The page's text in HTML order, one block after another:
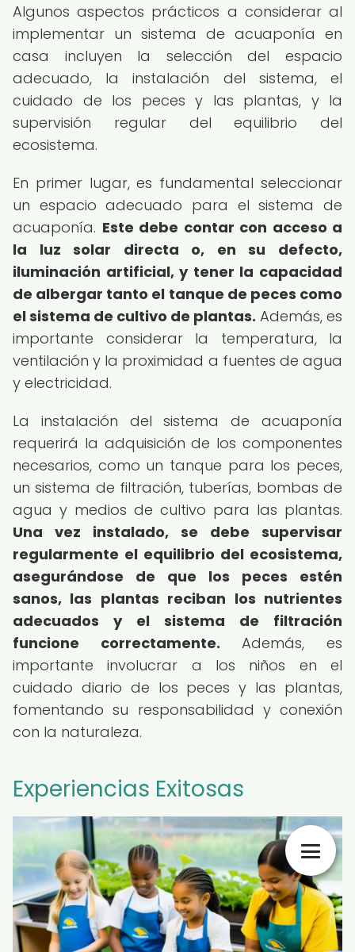
Algunos aspectos prácticos a considerar al
implementar un sistema de acuaponía en
casa incluyen la selección del espacio
adecuado, la instalación del sistema, el
cuidado de los peces y las plantas, y la
supervisión regular del equilibrio del
ecosistema.
En primer lugar, es fundamental seleccionar
un espacio adecuado para el sistema de
acuaponía. Este debe contar con acceso a
la luz solar directa o, en su defecto,
iluminación artificial, y tener la capacidad
de albergar tanto el tanque de peces como
el sistema de cultivo de plantas. Además, es
importante considerar la temperatura, la
ventilación y la proximidad a fuentes de agua
y electricidad.
La instalación del sistema de acuaponía
requerirá la adquisición de los componentes
necesarios, como un tanque para los peces,
un sistema de filtración, tuberías, bombas de
agua y medios de cultivo para las plantas.
Una vez instalado, se debe supervisar
regularmente el equilibrio del ecosistema,
asegurándose de que los peces estén
sanos, las plantas reciban los nutrientes
adecuados y el sistema de filtración
funcione correctamente. Además, es
importante involucrar a los niños en el
cuidado diario de los peces y las plantas,
fomentando su responsabilidad y conexión
con la naturaleza.
Experiencias Exitosas